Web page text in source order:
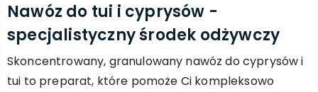
Nawóz do tui i cyprysów -
specjalistyczny środek odżywczy
Skoncentrowany, granulowany nawóz do cyprysów i
tui to preparat, które pomoże Ci kompleksowo